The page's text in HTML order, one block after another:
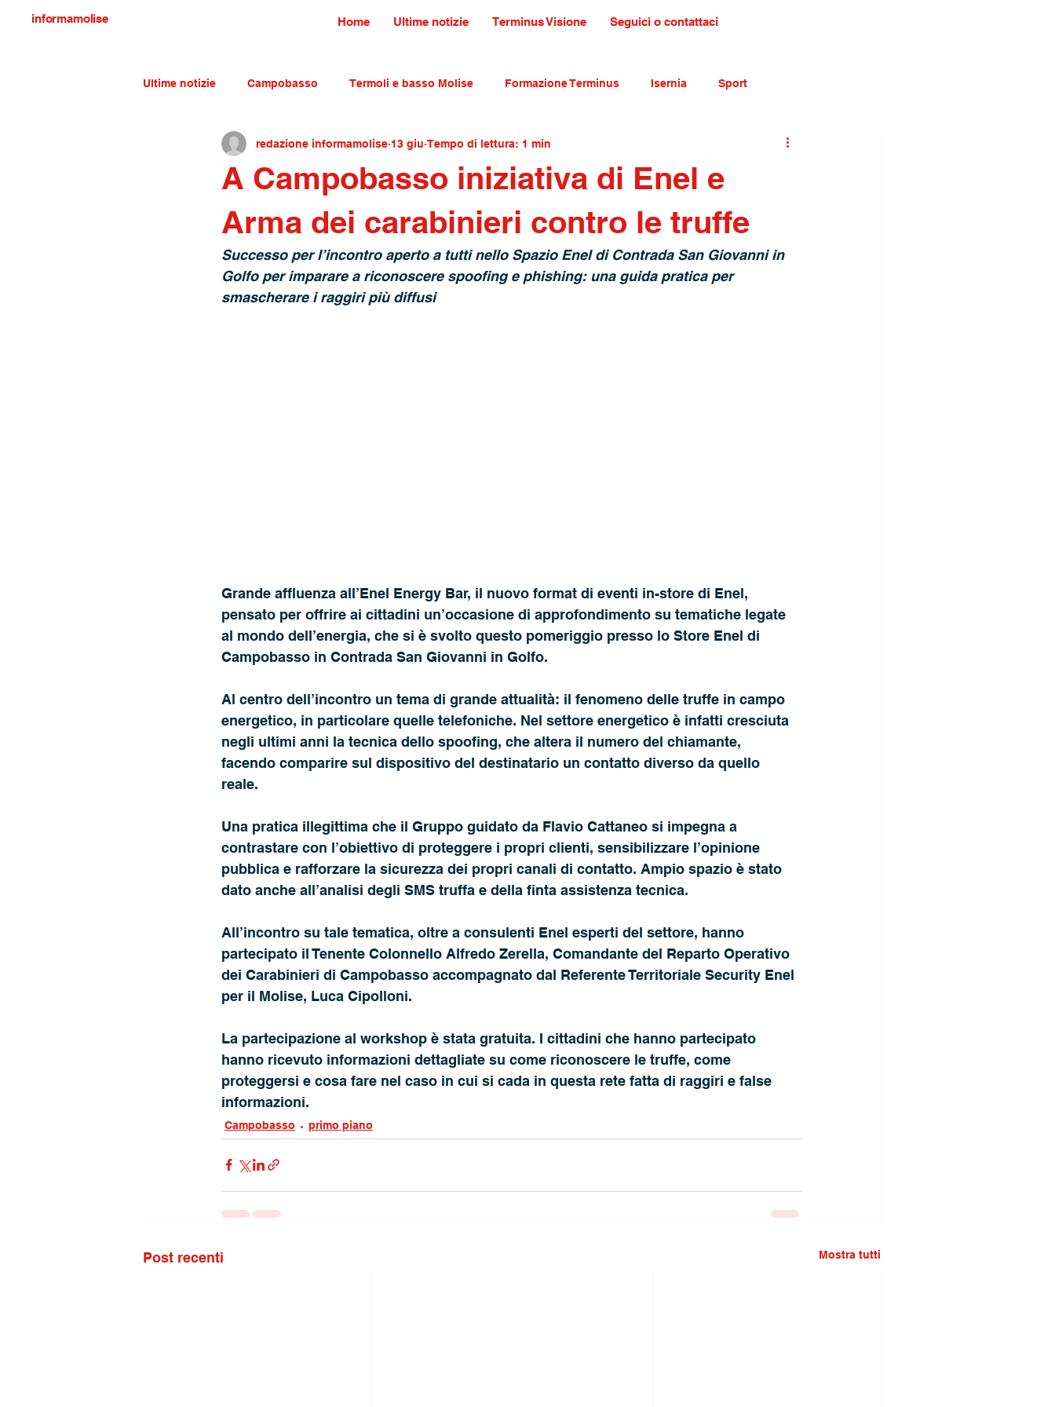
informamolise Home Ultime notizie Terminus Visione Seguici o contattaci
Ultime notizie Campobasso Termoli e basso Molise Formazione Terminus Isernia Sport
Economia e lavoro Molise cultura tradizioni e turismo primo piano
A Campobasso iniziativa di Enel e
Arma dei carabinieri contro le truffe
redazione informamolise 13 giu Tempo di lettura: 1 min
Successo per l’incontro aperto a tutti nello Spazio Enel di Contrada San Giovanni in
Golfo per imparare a riconoscere spoofing e phishing: una guida pratica per
smascherare i raggiri più diffusi
Grande affluenza all’Enel Energy Bar, il nuovo format di eventi in-store di Enel,
pensato per offrire ai cittadini un’occasione di approfondimento su tematiche legate
al mondo dell’energia, che si è svolto questo pomeriggio presso lo Store Enel di
Campobasso in Contrada San Giovanni in Golfo.
Al centro dell’incontro un tema di grande attualità: il fenomeno delle truffe in campo
energetico, in particolare quelle telefoniche. Nel settore energetico è infatti cresciuta
negli ultimi anni la tecnica dello spoofing, che altera il numero del chiamante,
facendo comparire sul dispositivo del destinatario un contatto diverso da quello
reale.
Una pratica illegittima che il Gruppo guidato da Flavio Cattaneo si impegna a
contrastare con l’obiettivo di proteggere i propri clienti, sensibilizzare l’opinione
pubblica e rafforzare la sicurezza dei propri canali di contatto. Ampio spazio è stato
dato anche all’analisi degli SMS truffa e della finta assistenza tecnica.
All’incontro su tale tematica, oltre a consulenti Enel esperti del settore, hanno
partecipato il Tenente Colonnello Alfredo Zerella, Comandante del Reparto Operativo
dei Carabinieri di Campobasso accompagnato dal Referente Territoriale Security Enel
per il Molise, Luca Cipolloni.
La partecipazione al workshop è stata gratuita. I cittadini che hanno partecipato
hanno ricevuto informazioni dettagliate su come riconoscere le truffe, come
proteggersi e cosa fare nel caso in cui si cada in questa rete fatta di raggiri e false
informazioni.
Campobasso primo piano
Post recenti Mostra tutti